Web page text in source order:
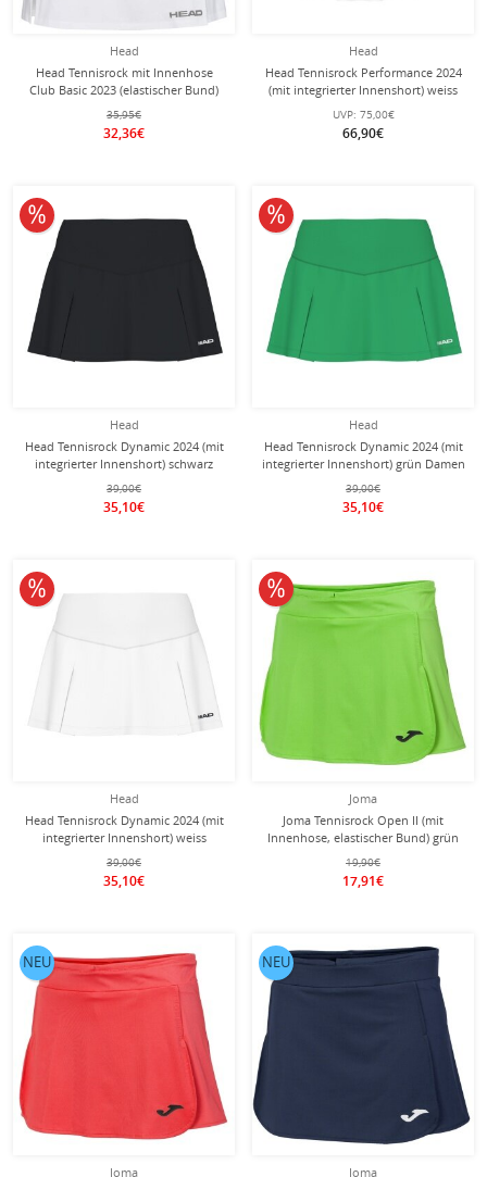
Head
Head Tennisrock mit Innenhose
Club Basic 2023 (elastischer Bund)
weiss Damen
35,95€
32,36€
Head
Head Tennisrock Performance 2024
(mit integrierter Innenshort) weiss
Damen
UVP: 75,00€
66,90€
Head
Head Tennisrock Dynamic 2024 (mit
integrierter Innenshort) schwarz
Damen
39,00€
35,10€
10% reduziert
Head
Head Tennisrock Dynamic 2024 (mit
integrierter Innenshort) grün Damen
39,00€
35,10€
10% reduziert
Head
Head Tennisrock Dynamic 2024 (mit
integrierter Innenshort) weiss
Damen
39,00€
35,10€
10% reduziert
Joma
Joma Tennisrock Open II (mit
Innenhose, elastischer Bund) grün
Damen
19,90€
17,91€
10% reduziert
Joma
NEU
Joma
NEU